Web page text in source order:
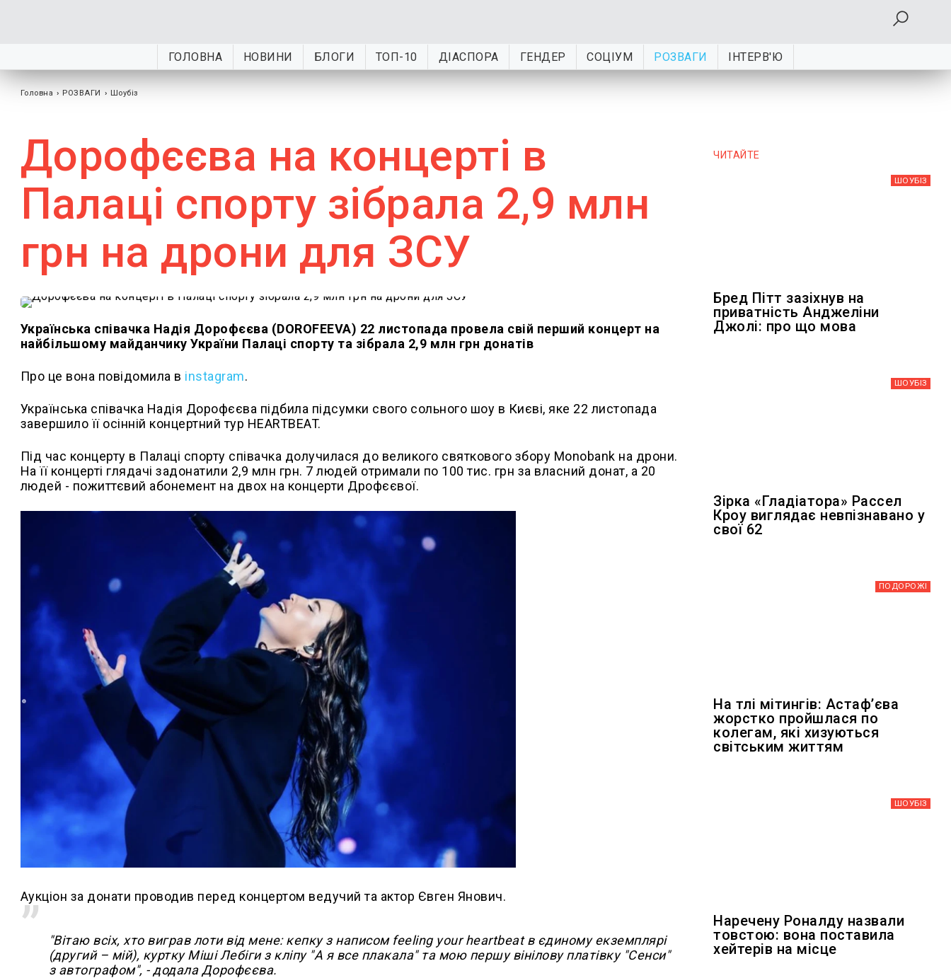
ГОЛОВНА НОВИНИ БЛОГИ ТОП-10 ДІАСПОРА ГЕНДЕР СОЦІУМ РОЗВАГИ ІНТЕРВ'Ю
Головна › РОЗВАГИ › Шоубiз
Дорофєєва на концерті в
Палаці спорту зібрала 2,9 млн
грн на дрони для ЗСУ
Українська співачка Надія Дорофєєва (DOROFEEVA) 22 листопада провела свій перший концерт на
найбільшому майданчику України Палаці спорту та зібрала 2,9 млн грн донатів
Про це вона повідомила в instagram.
Українська співачка Надія Дорофєєва підбила підсумки свого сольного шоу в Києві, яке 22 листопада
завершило її осінній концертний тур HEARTBEAT.
Під час концерту в Палаці спорту співачка долучилася до великого святкового збору Monobank на дрони.
На її концерті глядачі задонатили 2,9 млн грн. 7 людей отримали по 100 тис. грн за власний донат, а 20
людей - пожиттєвий абонемент на двох на концерти Дрофєєвої.
Аукціон за донати проводив перед концертом ведучий та актор Євген Янович.
"Вітаю всіх, хто виграв лоти від мене: кепку з написом feeling your heartbeat в єдиному екземплярі
(другий – мій), куртку Міші Лебіги з кліпу "А я все плакала" та мою першу вінілову платівку "Сенси"
з автографом", - додала Дорофєєва.
ЧИТАЙТЕ
ШОУБIЗ
Бред Пітт зазіхнув на
приватність Анджеліни
Джолі: про що мова
ШОУБIЗ
Зірка «Гладіатора» Рассел
Кроу виглядає невпізнавано у
свої 62
ПОДОРОЖІ
На тлі мітингів: Астафʼєва
жорстко пройшлася по
колегам, які хизуються
світським життям
ШОУБIЗ
Наречену Роналду назвали
товстою: вона поставила
хейтерів на місце